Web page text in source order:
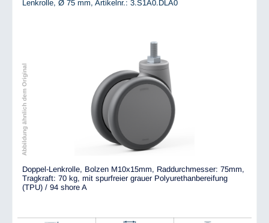
Lenkrolle, Ø 75 mm, Artikelnr.: 3.S1A0.DLA0
Abbildung ähnlich dem Original
Doppel-Lenkrolle, Bolzen M10x15mm, Raddurchmesser: 75mm,
Tragkraft: 70 kg, mit spurfreier grauer Polyurethanbereifung
(TPU) / 94 shore A